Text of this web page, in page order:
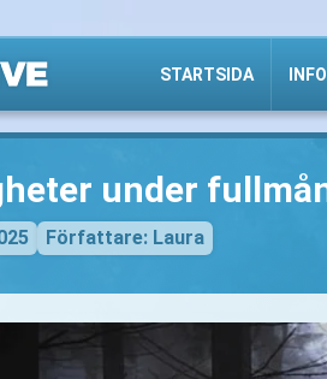
STARTSIDA
under
Författare: Laura